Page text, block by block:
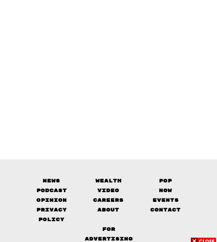
News Wealth
Pop
Podcast
Video
Now
Opinion
Careers
Events
Privacy
Policy
About Contact
FOR
ADVERTISING